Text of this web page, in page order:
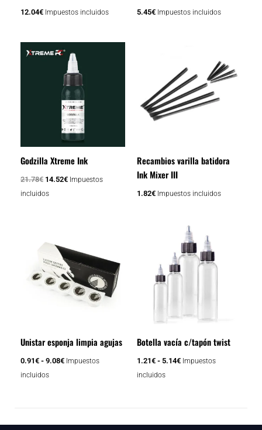
12.04€ Impuestos incluidos 5.45€ Impuestos incluidos
Godzilla Xtreme Ink
21.78€
precio
original
21.78€.
14.52€
precio
actual
es:
14.52€.
Impuestos
incluidos
Recambios varilla batidora
Ink Mixer III
1.82€ Impuestos incluidos
Unistar esponja limpia agujas
0.91€ - 9.08€
precios:
desde
0.91€
hasta
9.08€
Impuestos
incluidos
producto
tiene
múltiples
variantes.
pueden
elegir
producto
Botella vacía c/tapón twist
1.21€ - 5.14€
Rango
de
precios:
desde
1.21€
hasta
Impuestos
incluidos
producto
tiene
múltiples
variantes.
opciones
pueden
elegir
producto